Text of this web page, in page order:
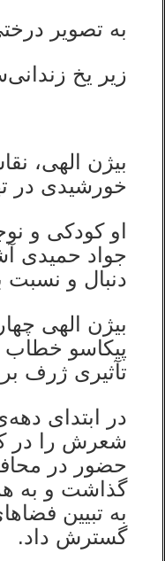
به تصویر
زیر یخ
بیژن الهی،
خورشیدی در
او کودکی و
جواد حمیدی
دنبال و نسبت
بیژن الهی
پیکاسو خطاب
تآثیری ژرف
در ابتدای
شعرش را در
حضور در
گذاشت و به
به تبیین
گسترش داد.